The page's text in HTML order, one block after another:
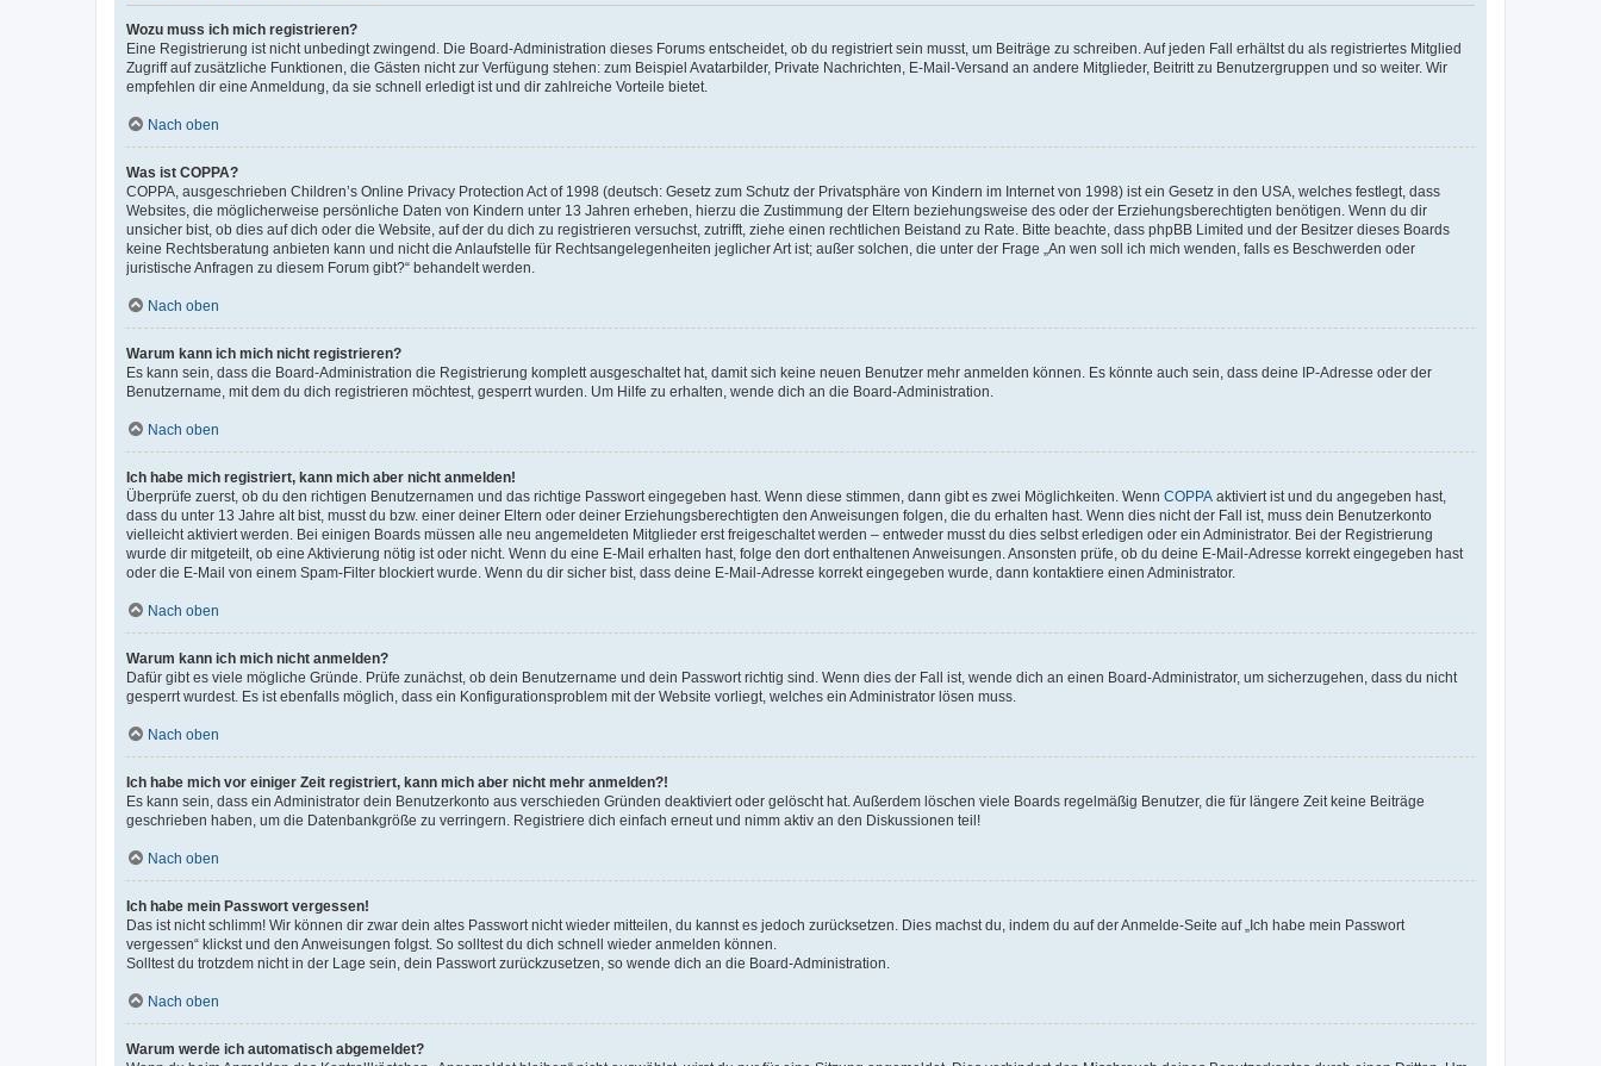
Wozu muss ich mich registrieren?
Eine Registrierung ist nicht unbedingt zwingend. Die Board-Administration dieses Forums entscheidet, ob du registriert sein musst, um Beiträge zu schreiben. Auf jeden Fall erhältst du als registriertes Mitglied
Zugriff auf zusätzliche Funktionen, die Gästen nicht zur Verfügung stehen: zum Beispiel Avatarbilder, Private Nachrichten, E-Mail-Versand an andere Mitglieder, Beitritt zu Benutzergruppen und so weiter. Wir
empfehlen dir eine Anmeldung, da sie schnell erledigt ist und dir zahlreiche Vorteile bietet.
Nach oben
Was ist COPPA?
COPPA, ausgeschrieben Children’s Online Privacy Protection Act of 1998 (deutsch: Gesetz zum Schutz der Privatsphäre von Kindern im Internet von 1998) ist ein Gesetz in den USA, welches festlegt, dass
Websites, die möglicherweise persönliche Daten von Kindern unter 13 Jahren erheben, hierzu die Zustimmung der Eltern beziehungsweise des oder der Erziehungsberechtigten benötigen. Wenn du dir
unsicher bist, ob dies auf dich oder die Website, auf der du dich zu registrieren versuchst, zutrifft, ziehe einen rechtlichen Beistand zu Rate. Bitte beachte, dass phpBB Limited und der Besitzer dieses Boards
keine Rechtsberatung anbieten kann und nicht die Anlaufstelle für Rechtsangelegenheiten jeglicher Art ist; außer solchen, die unter der Frage „An wen soll ich mich wenden, falls es Beschwerden oder
juristische Anfragen zu diesem Forum gibt?“ behandelt werden.
Nach oben
Warum kann ich mich nicht registrieren?
Es kann sein, dass die Board-Administration die Registrierung komplett ausgeschaltet hat, damit sich keine neuen Benutzer mehr anmelden können. Es könnte auch sein, dass deine IP-Adresse oder der
Benutzername, mit dem du dich registrieren möchtest, gesperrt wurden. Um Hilfe zu erhalten, wende dich an die Board-Administration.
Nach oben
Ich habe mich registriert, kann mich aber nicht anmelden!
Überprüfe zuerst, ob du den richtigen Benutzernamen und das richtige Passwort eingegeben hast. Wenn diese stimmen, dann gibt es zwei Möglichkeiten. Wenn COPPA aktiviert ist und du angegeben hast,
dass du unter 13 Jahre alt bist, musst du bzw. einer deiner Eltern oder deiner Erziehungsberechtigten den Anweisungen folgen, die du erhalten hast. Wenn dies nicht der Fall ist, muss dein Benutzerkonto
vielleicht aktiviert werden. Bei einigen Boards müssen alle neu angemeldeten Mitglieder erst freigeschaltet werden – entweder musst du dies selbst erledigen oder ein Administrator. Bei der Registrierung
wurde dir mitgeteilt, ob eine Aktivierung nötig ist oder nicht. Wenn du eine E-Mail erhalten hast, folge den dort enthaltenen Anweisungen. Ansonsten prüfe, ob du deine E-Mail-Adresse korrekt eingegeben hast
oder die E-Mail von einem Spam-Filter blockiert wurde. Wenn du dir sicher bist, dass deine E-Mail-Adresse korrekt eingegeben wurde, dann kontaktiere einen Administrator.
Nach oben
Warum kann ich mich nicht anmelden?
Dafür gibt es viele mögliche Gründe. Prüfe zunächst, ob dein Benutzername und dein Passwort richtig sind. Wenn dies der Fall ist, wende dich an einen Board-Administrator, um sicherzugehen, dass du nicht
gesperrt wurdest. Es ist ebenfalls möglich, dass ein Konfigurationsproblem mit der Website vorliegt, welches ein Administrator lösen muss.
Nach oben
Ich habe mich vor einiger Zeit registriert, kann mich aber nicht mehr anmelden?!
Es kann sein, dass ein Administrator dein Benutzerkonto aus verschieden Gründen deaktiviert oder gelöscht hat. Außerdem löschen viele Boards regelmäßig Benutzer, die für längere Zeit keine Beiträge
geschrieben haben, um die Datenbankgröße zu verringern. Registriere dich einfach erneut und nimm aktiv an den Diskussionen teil!
Nach oben
Ich habe mein Passwort vergessen!
Das ist nicht schlimm! Wir können dir zwar dein altes Passwort nicht wieder mitteilen, du kannst es jedoch zurücksetzen. Dies machst du, indem du auf der Anmelde-Seite auf „Ich habe mein Passwort
vergessen“ klickst und den Anweisungen folgst. So solltest du dich schnell wieder anmelden können.
Solltest du trotzdem nicht in der Lage sein, dein Passwort zurückzusetzen, so wende dich an die Board-Administration.
Nach oben
Warum werde ich automatisch abgemeldet?